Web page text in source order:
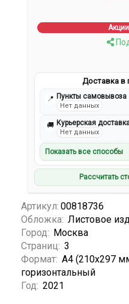
Доставка в
📍 Пункты самовывоза
Нет данных
🚚 Курьерская
Нет данных
Показать все способы
Рассчитать
Артикул: 00818736
Обложка: Листовое
Город: Москва
Страниц: 3
Формат: А4 (210x297
горизонтальный
Год: 2021